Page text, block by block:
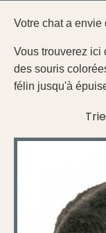
Votre chat a envie
Vous trouverez ici
des souris
félin jusqu'à